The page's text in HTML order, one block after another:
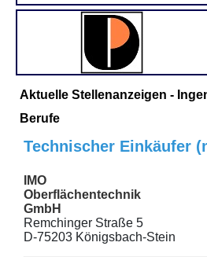
Aktuelle Stellenanzeigen -
Berufe
Technischer Einkäufer
IMO
Oberflächentechnik
GmbH
Remchinger Straße 5
D-75203 Königsbach-Stein